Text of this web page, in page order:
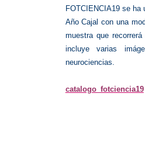
FOTCIENCIA19 se ha
Año Cajal con una
muestra que
incluye varias
neurociencias.
catalogo_fotciencia19